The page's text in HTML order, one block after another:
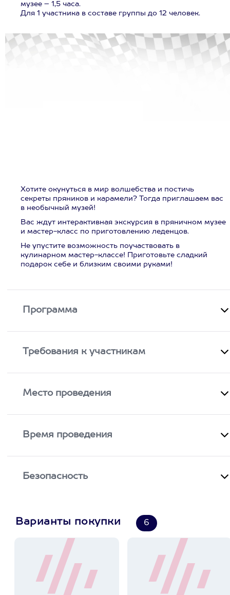
музее – 1,5 часа.
Для 1 участника в составе группы до 12 человек.
Хотите окунуться в мир волшебства и постичь
секреты пряников и карамели? Тогда приглашаем вас
в необычный музей!
Вас ждут интерактивная экскурсия в пряничном музее
и мастер-класс по приготовлению леденцов.
Не упустите возможность поучаствовать в
кулинарном мастер-классе! Приготовьте сладкий
подарок себе и близким своими руками!
Программа
Требования к участникам
Место проведения
Время проведения
Безопасность
Варианты покупки 6